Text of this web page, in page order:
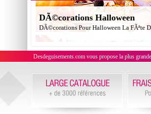
DÃ©corations Halloween
DÃ©corations Pour Halloween La FÃªte
Desdeguisements.com vous propose la plus